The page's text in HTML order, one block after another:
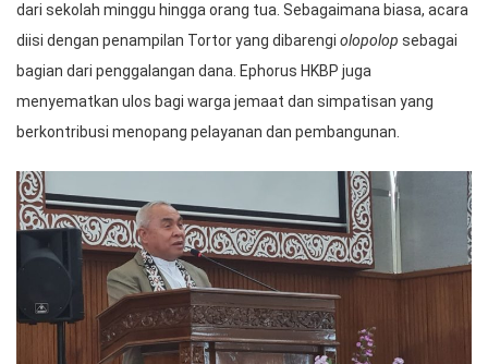
dari sekolah minggu hingga orang tua. Sebagaimana biasa, acara
diisi dengan penampilan Tortor yang dibarengi olopolop sebagai
bagian dari penggalangan dana. Ephorus HKBP juga
menyematkan ulos bagi warga jemaat dan simpatisan yang
berkontribusi menopang pelayanan dan pembangunan.